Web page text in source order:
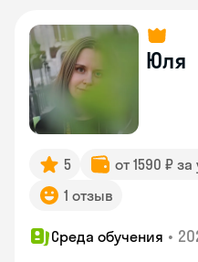
Юля
5 от 1590 ₽
1 отзыв
Среда обучения •